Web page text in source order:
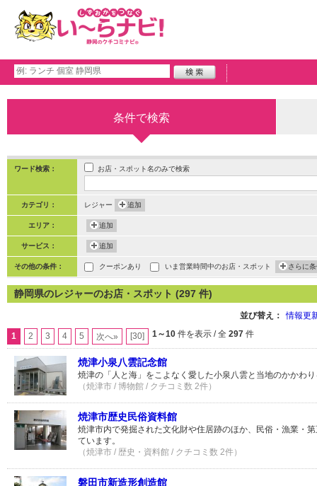
条件で検索
ワード検索： お店・スポット名のみで検索
カテゴリ： レジャー 追加
エリア： 追加
サービス： 追加
その他の条件： クーポンあり いま営業時間中のお店・スポット さらに
静岡県のレジャーのお店・スポット (297 件)
並び替え： 情報更
1 2 3 4 5 次へ» [30] 1～10 件を表示 / 全 297 件
焼津小泉八雲記念館
焼津の「人と海」をこよなく愛した小泉八雲と当地のかかわ
（焼津市 / 博物館 / クチコミ数 2件）
焼津市歴史民俗資料館
焼津市内で発掘された文化財や住居跡のほか、民俗・漁業・
ています。
（焼津市 / 歴史・資料館 / クチコミ数 2件）
磐田市新造形創造館